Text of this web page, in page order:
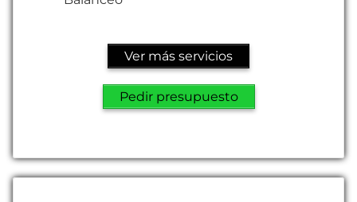
Ver más servicios
Pedir presupuesto